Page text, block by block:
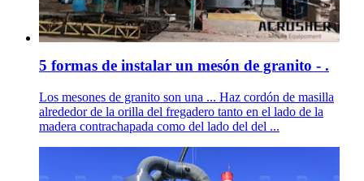
5 formas de instalar un mesón de granito - .
Los mesones de granito son una ... Haz cordón de masilla
alrededor de la orilla del fregadero tanto en el lado de la
madera contrachapada como del lado del del ...